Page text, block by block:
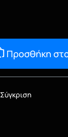
Προσθήκη
Σύγκριση